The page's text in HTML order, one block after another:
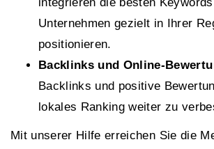
integrieren die besten
Unternehmen gezielt in Ihrer
positionieren.
Backlinks und Online-
Backlinks und positive
lokales Ranking weiter zu
Mit unserer Hilfe erreichen Sie die